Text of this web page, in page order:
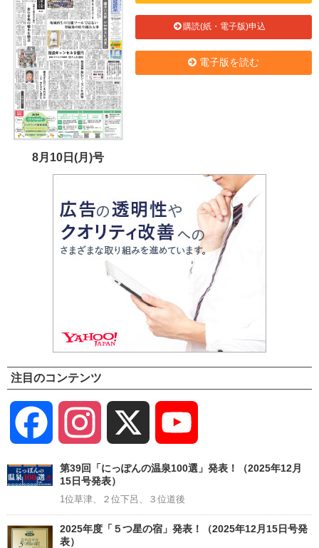
8月10日(月)号
購読(紙・電子版)申込
電子版を読む
注目のコンテンツ
Facebook Instagram
Channel
第39回「にっぽんの温泉100選」発表！（2025年12月
15日号発表）
1位草津、２位下呂、３位道後
2025年度「５つ星の宿」発表！（2025年12月15日号発
表）